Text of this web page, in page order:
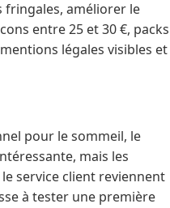
fringales, améliorer le
entre 25 et 30 €, packs
légales visibles et
pour le sommeil, le
mais les
service client reviennent
à tester une première